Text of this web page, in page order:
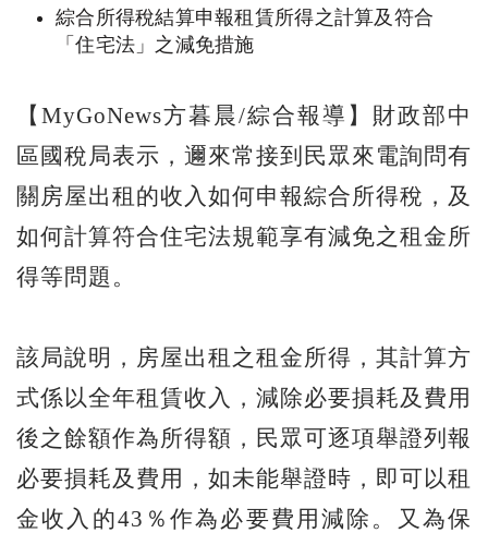
綜合所得稅結算申報租賃所得之計算及符合
「住宅法」之減免措施
【MyGoNews方暮晨/綜合報導】財政部中
區國稅局表示，邇來常接到民眾來電詢問有
關房屋出租的收入如何申報綜合所得稅，及
如何計算符合住宅法規範享有減免之租金所
得等問題。
該局說明，房屋出租之租金所得，其計算方
式係以全年租賃收入，減除必要損耗及費用
後之餘額作為所得額，民眾可逐項舉證列報
必要損耗及費用，如未能舉證時，即可以租
金收入的43％作為必要費用減除。又為保